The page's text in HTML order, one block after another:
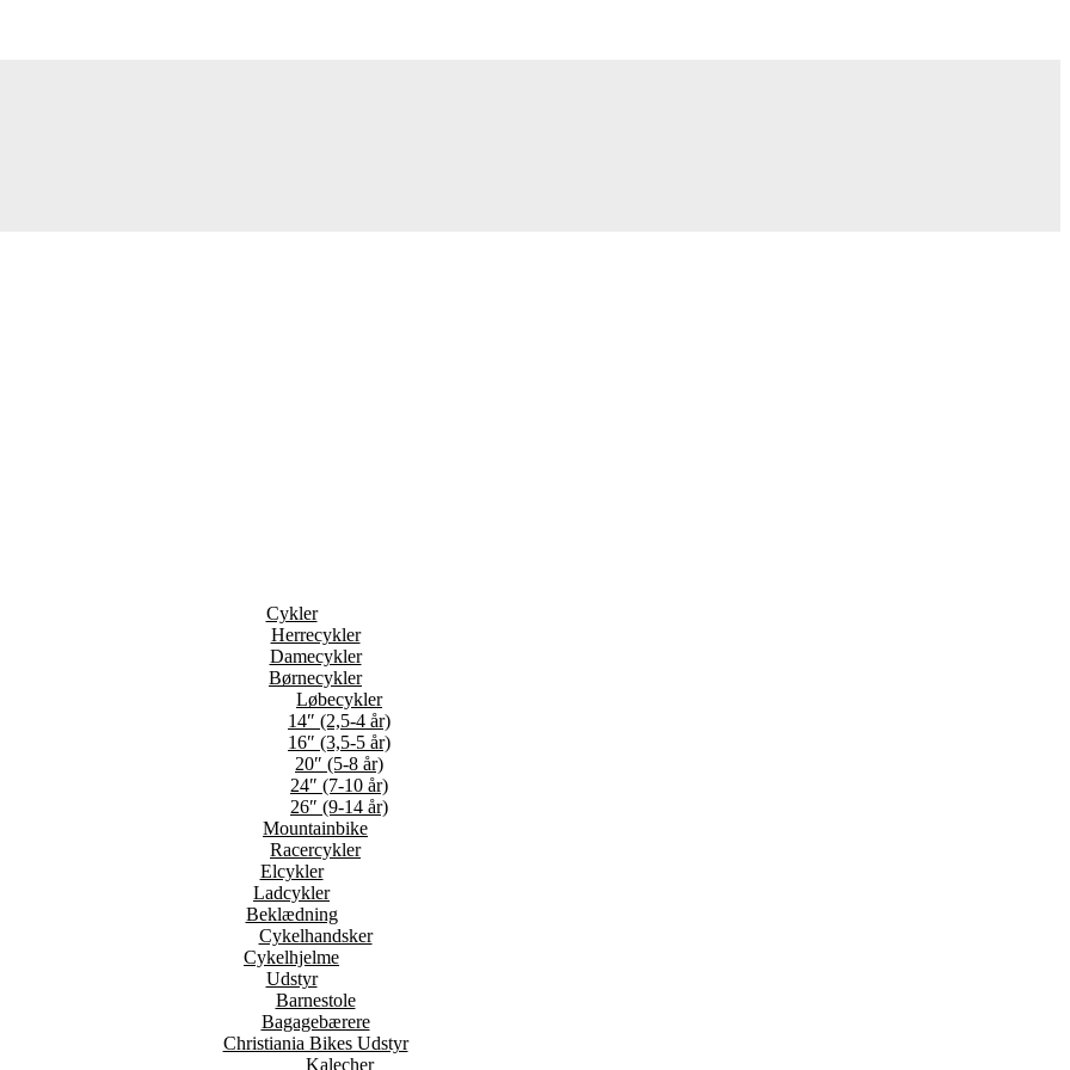
Cykler
Herrecykler
Damecykler
Børnecykler
Løbecykler
14″ (2,5-4 år)
16″ (3,5-5 år)
20″ (5-8 år)
24″ (7-10 år)
26″ (9-14 år)
Mountainbike
Racercykler
Elcykler
Ladcykler
Beklædning
Cykelhandsker
Cykelhjelme
Udstyr
Barnestole
Bagagebærere
Christiania Bikes Udstyr
Kalecher